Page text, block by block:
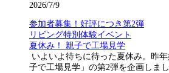
2026/7/9
参加者募集！好評につき第2弾
リビング特別体験イベント
夏休み！ 親子で工場見学
いよいよ待ちに待った夏休み。昨
子で工場見学」の第2弾を企画しま